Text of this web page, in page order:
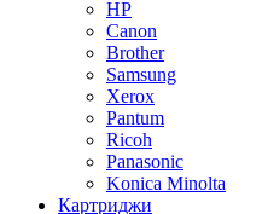
HP
Canon
Brother
Samsung
Xerox
Pantum
Ricoh
Panasonic
Konica Minolta
Картриджи